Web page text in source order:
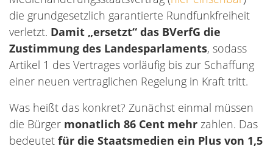
die grundgesetzlich garantierte Rundfunkfreiheit
verletzt. Damit „ersetzt“ das BVerfG die
Zustimmung des Landesparlaments, sodass
Artikel 1 des Vertrages vorläufig bis zur Schaffung
einer neuen vertraglichen Regelung in Kraft tritt.
Was heißt das konkret? Zunächst einmal müssen
die Bürger monatlich 86 Cent mehr zahlen. Das
bedeutet für die Staatsmedien ein Plus von 1,5